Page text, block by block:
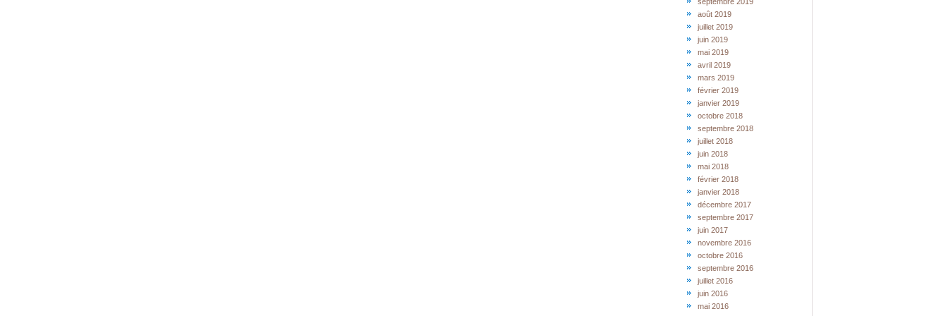
août 2019
juillet 2019
juin 2019
mai 2019
avril 2019
mars 2019
février 2019
janvier 2019
octobre 2018
septembre 2018
juillet 2018
juin 2018
mai 2018
février 2018
janvier 2018
décembre 2017
septembre 2017
juin 2017
novembre 2016
octobre 2016
septembre 2016
juillet 2016
juin 2016
mai 2016